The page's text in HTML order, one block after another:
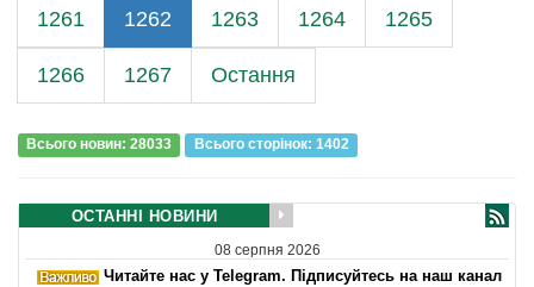
1261 1262 1263 1264 1265
1266 1267 Остання
Всього новин: 28033 Всього сторiнок: 1402
ОСТАННІ НОВИНИ
08 серпня 2026
Читайте нас у Telegram. Підписуйтесь на наш канал